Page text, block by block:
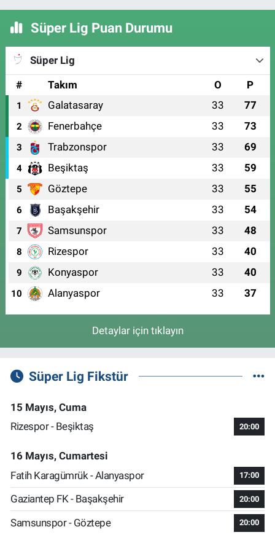
Süper Lig Puan Durumu
Süper Lig
#
Takım O P
1 Galatasaray 33 77
2 Fenerbahçe 33 73
3 Trabzonspor 33 69
4 Beşiktaş 33 59
5 Göztepe 33 55
6 Başakşehir 33 54
7 Samsunspor 33 48
8 Rizespor 33 40
9 Konyaspor 33 40
10 Alanyaspor 33 37
Detaylar için tıklayın
Süper Lig Fikstür
15 Mayıs, Cuma
Rizespor - Beşiktaş
20:00
16 Mayıs, Cumartesi
Fatih Karagümrük - Alanyaspor
17:00
Gaziantep FK - Başakşehir 20:00
Samsunspor - Göztepe 20:00